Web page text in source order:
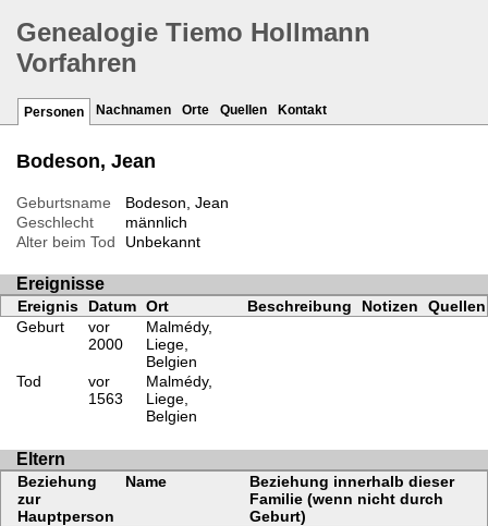
Genealogie Tiemo Hollmann
Vorfahren
Personen Nachnamen Orte Quellen Kontakt
Bodeson, Jean
Geburtsname
Bodeson, Jean
Geschlecht
männlich
Alter beim Tod
Unbekannt
Ereignisse
Ereignis Datum Ort Beschreibung Notizen
Quellen
Geburt
vor
2000
Malmédy,
Liege,
Belgien
Tod
vor
1563
Malmédy,
Liege,
Belgien
Eltern
Beziehung
zur
Hauptperson
Name
Beziehung innerhalb dieser
Familie (wenn nicht durch
Geburt)